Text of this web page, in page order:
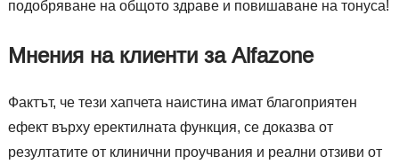
подобряване на общото здраве и повишаване на тонуса!
Мнения на клиенти за Alfazone
Фактът, че тези хапчета наистина имат благоприятен
ефект върху еректилната функция, се доказва от
резултатите от клинични проучвания и реални отзиви от